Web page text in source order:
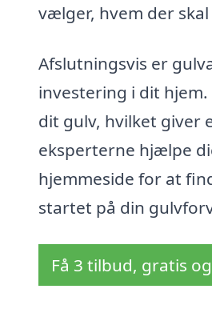
vælger, hvem der
Afslutningsvis er
investering i dit
dit gulv, hvilket giver
eksperterne hjælpe
hjemmeside for at
startet på din
Få 3 tilbud, gratis